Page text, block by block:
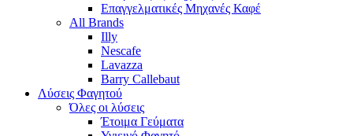
Επαγγελματικές Μηχανές Καφέ
All Brands
Illy
Nescafe
Lavazza
Barry Callebaut
Λύσεις Φαγητού
Όλες οι λύσεις
Έτοιμα Γεύματα